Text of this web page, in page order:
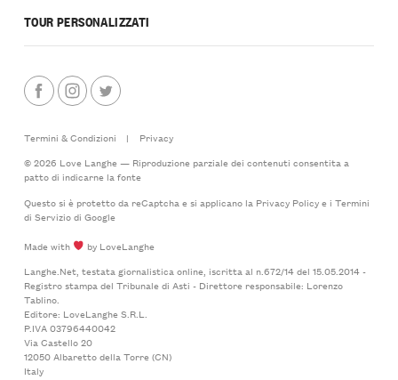
TOUR PERSONALIZZATI
Termini & Condizioni |
Privacy
© 2026 Love Langhe — Riproduzione parziale dei contenuti consentita a
patto di indicarne la fonte
Questo si è protetto da reCaptcha e si applicano la Privacy Policye i Termini
di Serviziodi Google
Made with
by LoveLanghe
Langhe.Net, testata giornalistica online, iscritta al n.672/14 del 15.05.2014 -
Registro stampa del Tribunale di Asti - Direttore responsabile: Lorenzo
Tablino.
Editore: LoveLanghe S.R.L.
P.IVA 03796440042
Via Castello 20
12050 Albaretto della Torre (CN)
Italy